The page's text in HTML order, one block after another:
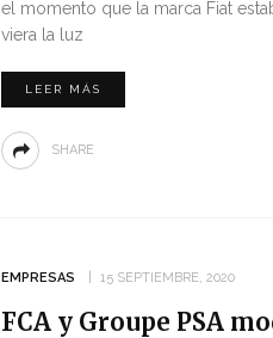
el momento que la marca Fiat
viera la luz
LEER MÁS
SHARE
EMPRESAS 15 SEPTIEMBRE, 2020
FCA y Groupe PSA